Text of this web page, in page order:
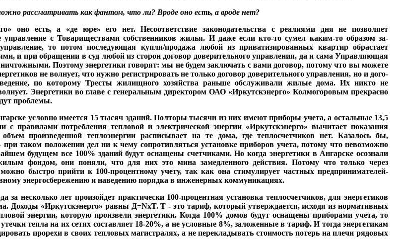
рассма­тривать как фантом, что ли? Вроде оно есть, а вроде нет?
оно есть, а «де юре» его нет. Несоответствие законодательства с реалиями дня не позволяет
управление с Това­риществами собственников жилья. И даже если кто-то сумел каким-то образом за­
управление, то потом последующая купля/продажа любой из при­ватизированных квартир обрастает
и при обращении в суд любой из сторон договор доверитель­ного управления, да и сама Управляющая
Поэтому энергетики говорят: мы не будем за­ключать с вами договор, по­тому что вы можете
не волнует, что нужно регистрировать не только договор доверитель­ного управления, но и дого­
ведение, по которому Тресты жилищного хозяй­ства раньше обслуживали жилые дома. Их никто не
Энергетики во главе с генеральным дирек­тором ОАО «Иркутскэнерго» Колмогоровым прекрасно
проблемы.
условно имеется 15 тысяч зданий. Полторы тысячи из них име­ют приборы учета, а осталь­ные 13,5
с правилами потребления тепловой и электрической энергии «Ир­кутскэнерго» вычитает пока­зания
произве­денной теплоэнергии рас­писывает на те дома, где теплосчетчиков нет. Каза­лось бы,
при таком положении дел ни к чему сопротивляться установке приборов учета, потому что невозможно
бу­дущем все 100% зданий будут оснащены счетчика­ми. Но когда энергетики в Ангарске осознали
фондом, они поняли, что для них это мина замед­ленного действия. Потому что только через
быстро прийти к 100-про­центному учету, так как она стимулирует частных пред­принимателей-
энергосбережению и наве­дению порядка в инженер­ных коммуникациях.
за несколько лет произойдет практически 100-процентная установка теплосчетчиков, для энерге­тиков
Доходы «Иркутскэнерго» равны Д=NxT. T - это тариф, который утверждается, исходя из нормативных
энергии, которую произве­ли энергетики. Когда 100% домов будут оснащены при­борами учета, то
тепла на их сетях составля­ет 18-20%, а не условные 8%, заложенные в тариф. И тогда энергетикам
прорехи в своих тепло­вых магистралях, а не пере­кладывать стоимость по­терь на плечи рядовых